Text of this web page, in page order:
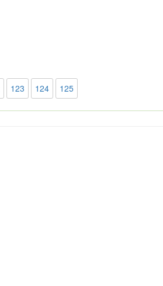
123 124 125